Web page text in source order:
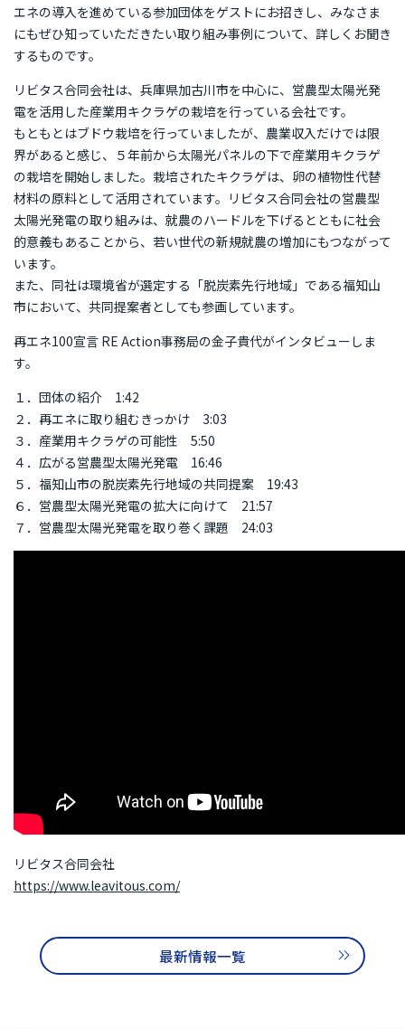
主催イベント
協力イベント 活動報告
参加団体の取り組み
参加団体の方へのお知らせ
補助金などのお知らせ
エネの導入を進めている参加団体をゲストにお招きし、みなさま
にもぜひ知っていただきたい取り組み事例について、詳しくお聞き
するものです。
リビタス合同会社は、兵庫県加古川市を中心に、営農型太陽光発
電を活用した産業用キクラゲの栽培を行っている会社です。
もともとはブドウ栽培を行っていましたが、農業収入だけでは限
界があると感じ、５年前から太陽光パネルの下で産業用キクラゲ
の栽培を開始しました。栽培されたキクラゲは、卵の植物性代替
材料の原料として活用されています。リビタス合同会社の営農型
太陽光発電の取り組みは、就農のハードルを下げるとともに社会
的意義もあることから、若い世代の新規就農の増加にもつながって
います。
また、同社は環境省が選定する「脱炭素先行地域」である福知山
市において、共同提案者としても参画しています。
再エネ100宣言 RE Action事務局の金子貴代がインタビューしま
す。
１．団体の紹介 1:42
２．再エネに取り組むきっかけ 3:03
３．産業用キクラゲの可能性 5:50
４．広がる営農型太陽光発電 16:46
５．福知山市の脱炭素先行地域の共同提案 19:43
６．営農型太陽光発電の拡大に向けて 21:57
７．営農型太陽光発電を取り巻く課題 24:03
リビタス合同会社
https://www.leavitous.com/
最新情報一覧